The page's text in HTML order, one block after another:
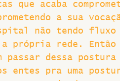
que acaba
a sua
não tendo fluxo
própria rede. Então
passar dessa
entes pra uma